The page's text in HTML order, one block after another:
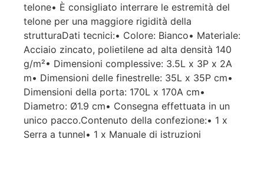
telone• È consigliato interrare le estremità del
telone per una maggiore rigidità della
strutturaDati tecnici:• Colore: Bianco• Materiale:
Acciaio zincato, polietilene ad alta densità 140
g/m²• Dimensioni complessive: 3.5L x 3P x 2A
m• Dimensioni delle finestrelle: 35L x 35P cm•
Dimensioni della porta: 170L x 170A cm•
Diametro: Ø1.9 cm• Consegna effettuata in un
unico pacco.Contenuto della confezione:• 1 x
Serra a tunnel• 1 x Manuale di istruzioni